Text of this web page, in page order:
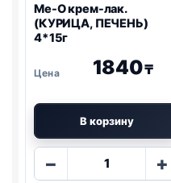
Me-O крем-лак.
(КУРИЦА, ПЕЧЕНЬ)
4*15г
1840₸
В корзину
−
Количество
+